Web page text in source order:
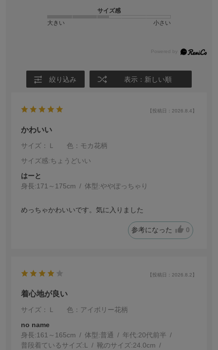
サイズ感
大きい
小さい
絞り込み 表示：新しい順
【投稿日：2026.8.4】
かわいい
サイズ：Ｌ
色：モカ花柄
サイズ感:ちょうどいい
はーと
身長:171～175cm 体型:ぽっちゃり
めっちゃかわいいです。気に入りました
参考になった 0
【投稿日：2026.8.2】
着心地が良い
サイズ：Ｌ
色：アイボリー花柄
no name
身長:161～165cm 体型:普通 年代:20代前半
普段着ているサイズ:L 靴のサイズ:24.0cm